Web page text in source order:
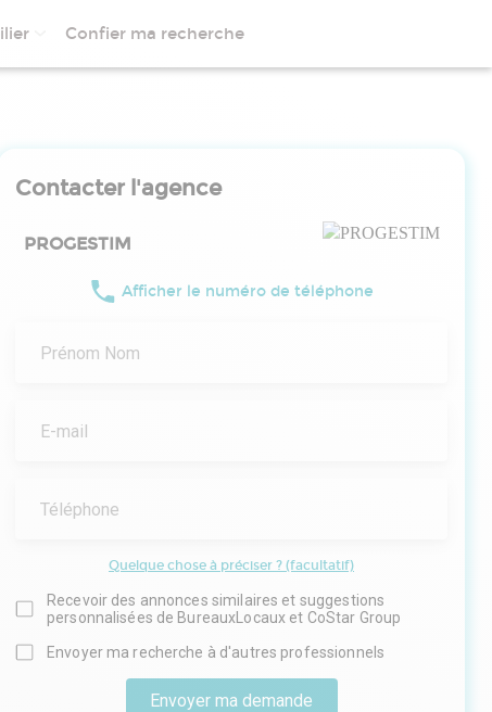
Confier ma recherche
Contacter l'agence
PROGESTIM
Afficher le numéro de téléphone
Prénom Nom
E-mail
Téléphone
Quelque chose à préciser ? (facultatif)
Recevoir des annonces similaires et suggestions
personnalisées de BureauxLocaux et CoStar Group
Envoyer ma recherche à d'autres professionnels
Envoyer ma demande